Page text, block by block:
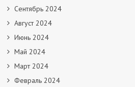
Сентябрь 2024
Август 2024
Июнь 2024
Май 2024
Март 2024
Февраль 2024